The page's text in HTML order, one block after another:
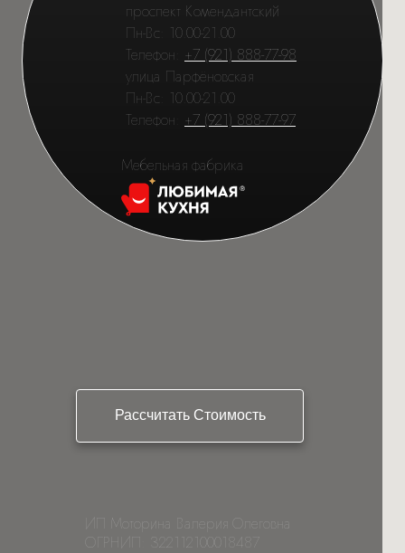
Рассчитать Стоимость
проспект Комендантский
Пн-Вс: 10.00-21.00
Телефон: +7 (921) 888-77-98
улица Парфёновская
Пн-Вс: 10.00-21.00
Телефон: +7 (921) 888-77-97
ИП Моторина Валерия Олеговна
ОГРНИП: 322112100018487
Мебельная фабрика